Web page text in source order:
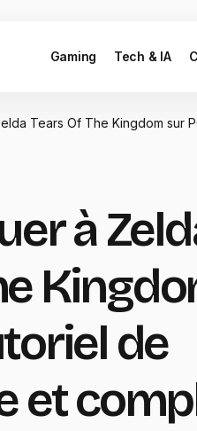
Gaming Tech & IA
Tears Of The Kingdom sur
à
de
et